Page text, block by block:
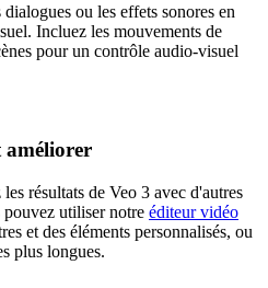
ou les effets sonores en
Incluez les mouvements de
pour un contrôle audio-visuel
améliorer
résultats de Veo 3 avec d'autres
utiliser notre éditeur vidéo
et des éléments personnalisés, ou
plus longues.